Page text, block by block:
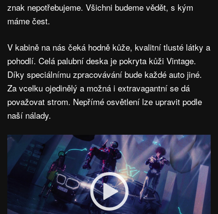
znak nepotřebujeme. Všichni budeme vědět, s kým
máme čest.
V kabině na nás čeká hodně kůže, kvalitní tlusté látky a
pohodlí. Celá palubní deska je pokryta kůži Vintage.
Díky speciálnímu zpracovávání bude každé auto jiné.
Za vcelku ojedinělý a možná i extravagantní se dá
považovat strom. Nepřímé osvětlení lze upravit podle
naší nálady.